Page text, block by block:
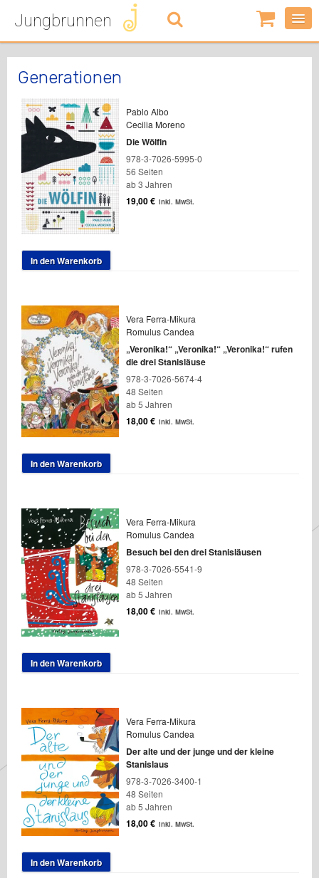
Jungbrunnen
0
Artikel
-
Generationen
Pablo Albo
Cecilia Moreno
Die Wölfin
978-3-7026-5995-0
56 Seiten
ab 3 Jahren
19,00€ inkl. MwSt.
In den Warenkorb
Vera Ferra-Mikura
Romulus Candea
„Veronika!“ „Veronika!“ „Veronika!“ rufen
die drei Stanisläuse
978-3-7026-5674-4
48 Seiten
ab 5 Jahren
18,00€ inkl. MwSt.
In den Warenkorb
Vera Ferra-Mikura
Romulus Candea
Besuch bei den drei Stanisläusen
978-3-7026-5541-9
48 Seiten
ab 5 Jahren
18,00€ inkl. MwSt.
In den Warenkorb
Vera Ferra-Mikura
Romulus Candea
Der alte und der junge und der kleine
Stanislaus
978-3-7026-3400-1
48 Seiten
ab 5 Jahren
18,00€ inkl. MwSt.
In den Warenkorb